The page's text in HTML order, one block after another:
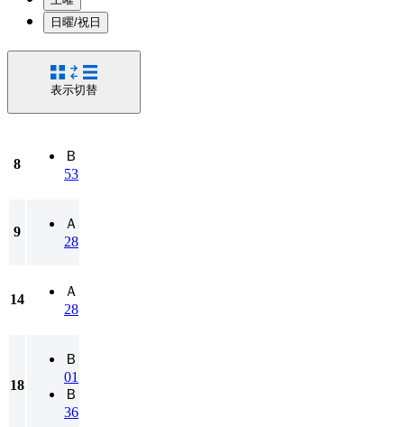
日曜/祝日
表示切替
8
Ｂ
53
9
Ａ
28
14
Ａ
28
18
Ｂ
01
Ｂ
36